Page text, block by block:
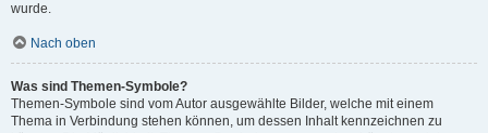
wurde.
Nach oben
Was sind Themen-Symbole?
Themen-Symbole sind vom Autor ausgewählte Bilder, welche mit einem
Thema in Verbindung stehen können, um dessen Inhalt kennzeichnen zu